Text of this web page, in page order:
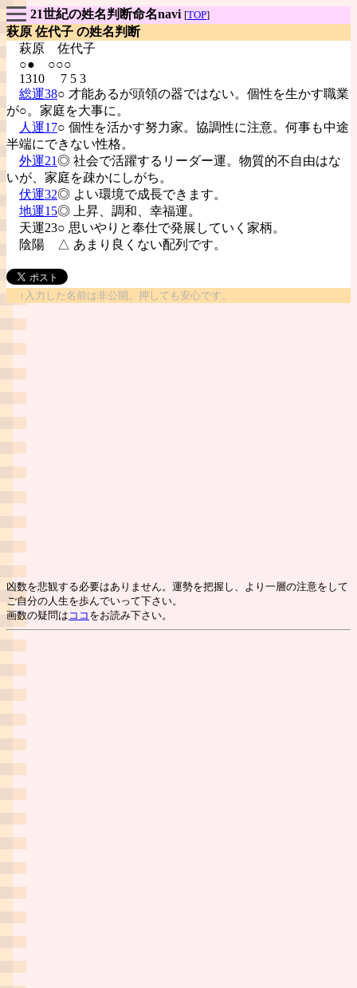
21世紀の姓名判断命名navi [TOP]
萩原 佐代子 の姓名判断
萩原 佐代子
○● ○○○
1310 7 5 3
総運38○ 才能あるが頭領の器ではない。個性を生かす職業
が○。家庭を大事に。
人運17○ 個性を活かす努力家。協調性に注意。何事も中途
半端にできない性格。
外運21◎ 社会で活躍するリーダー運。物質的不自由はな
いが、家庭を疎かにしがち。
伏運32◎ よい環境で成長できます。
地運15◎ 上昇、調和、幸福運。
天運23○ 思いやりと奉仕で発展していく家柄。
陰陽
△ あまり良くない配列です。
↑入力した名前は非公開。押しても安心です。
凶数を悲観する必要はありません。運勢を把握し、より一層の注意をして
ご自分の人生を歩んでいって下さい。
画数の疑問は ココ をお読み下さい。